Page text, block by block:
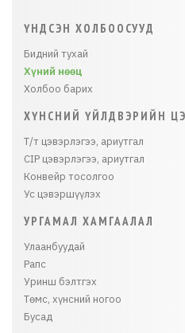
ҮНДСЭН ХОЛБООСУУД
Бидний тухай
Хүний нөөц
Холбоо барих
ХҮНСНИЙ ҮЙЛДВЭРИЙН
Т/т цэвэрлэгээ, ариутгал
CIP цэвэрлэгээ, ариутгал
Конвейр тосолгоо
Ус цэвэршүүлэх
УРГАМАЛ ХАМГААЛАЛ
Улаанбуудай
Рапс
Уринш бэлтгэх
Төмс, хүнсний ногоо
Бусад